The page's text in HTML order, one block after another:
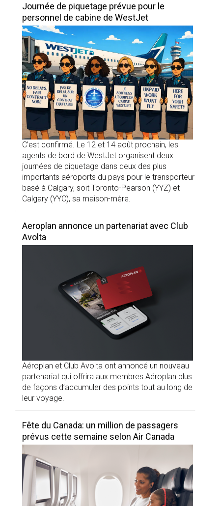
Journée de piquetage prévue pour le
personnel de cabine de WestJet
C’est confirmé. Le 12 et 14 août prochain, les
agents de bord de WestJet organisent deux
journées de piquetage dans deux des plus
importants aéroports du pays pour le transporteur
basé à Calgary, soit Toronto-Pearson (YYZ) et
Calgary (YYC), sa maison-mère.
Aeroplan annonce un partenariat avec Club
Avolta
Aéroplan et Club Avolta ont annoncé un nouveau
partenariat qui offrira aux membres Aéroplan plus
de façons d’accumuler des points tout au long de
leur voyage.
Fête du Canada: un million de passagers
prévus cette semaine selon Air Canada